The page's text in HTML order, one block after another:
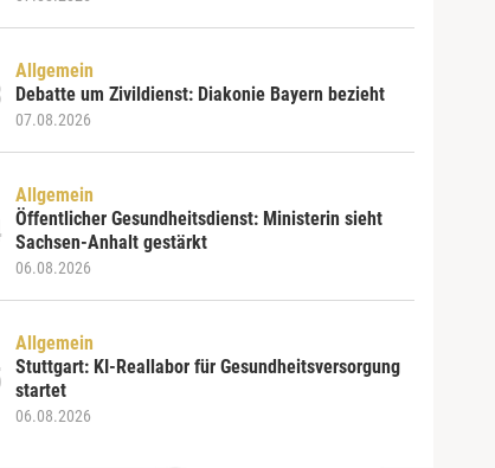
Allgemein
Debatte um Zivildienst: Diakonie Bayern bezieht
07.08.2026
Allgemein
Öffentlicher Gesundheitsdienst: Ministerin sieht
Sachsen-Anhalt gestärkt
06.08.2026
Allgemein
Stuttgart: KI-Reallabor für Gesundheitsversorgung
startet
06.08.2026